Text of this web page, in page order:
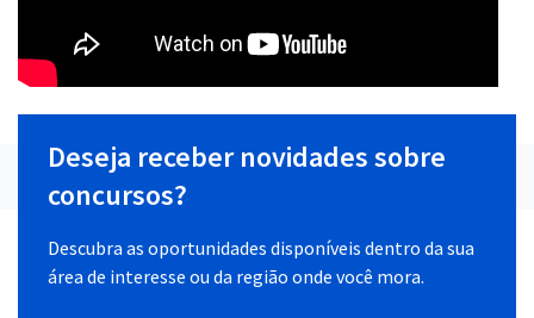
Deseja receber novidades sobre
concursos?
Descubra as oportunidades disponíveis dentro da sua
área de interesse ou da região onde você mora.